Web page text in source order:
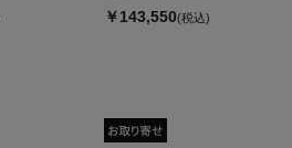
￥143,550(税込)